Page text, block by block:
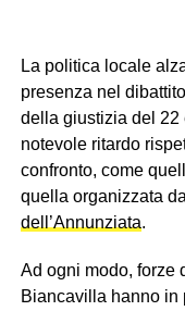
La politica locale
presenza nel
della giustizia del 22
notevole ritardo
confronto, come
quella organizzata
dell’Annunziata.
Ad ogni modo, forze
Biancavilla hanno in